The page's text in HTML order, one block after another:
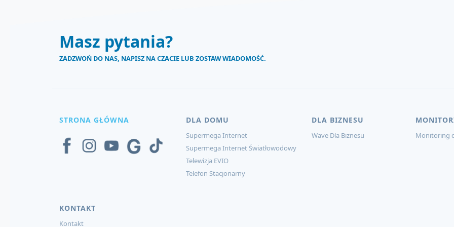
Masz pytania?
ZADZWOŃ DO NAS, NAPISZ NA CZACIE LUB ZOSTAW WIADOMOŚĆ.
STRONA GŁÓWNA DLA DOMU
Supermega Internet
Supermega Internet Światłowodowy
Telewizja EVIO
Telefon Stacjonarny
DLA BIZNESU
Wave Dla Biznesu Monitoring
KONTAKT
Kontakt